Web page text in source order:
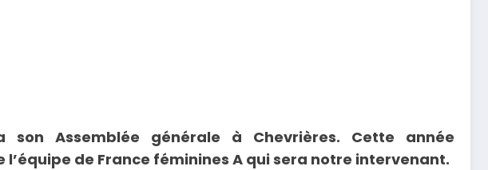
Assemblée générale à Chevrières. Cette année
de France féminines A qui sera notre intervenant.